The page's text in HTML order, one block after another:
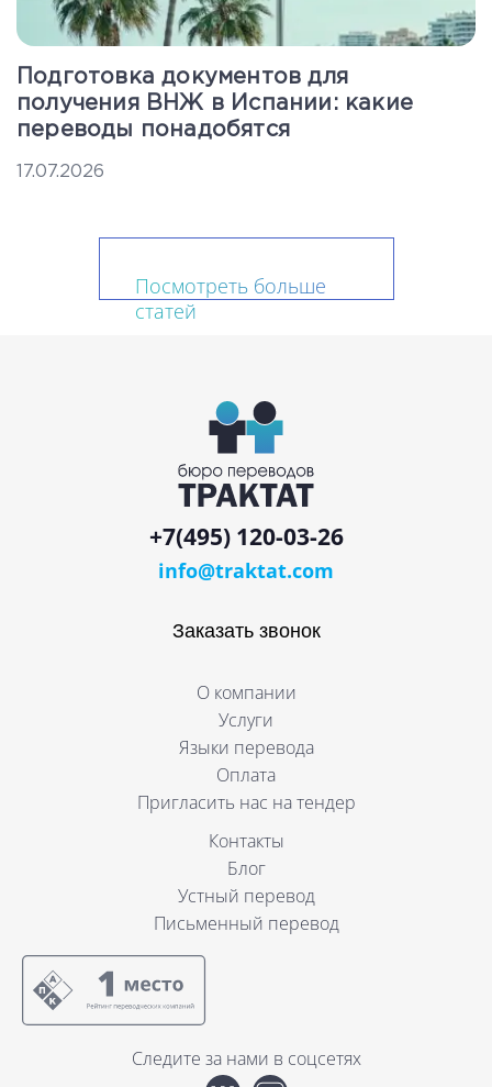
Подготовка документов для
получения ВНЖ в Испании: какие
переводы понадобятся
17.07.2026
Заказать звонок
О компании
Услуги
Языки перевода
Оплата
Пригласить нас на тендер
Контакты
Блог
Устный перевод
Письменный перевод
+7(495) 120-03-26
info@traktat.com
Следите за нами в соцсетях